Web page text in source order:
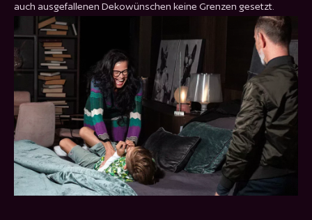
auch ausgefallenen Dekowünschen keine Grenzen gesetzt.